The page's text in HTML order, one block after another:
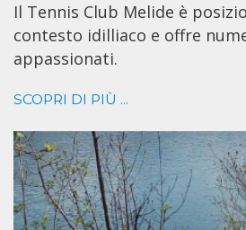
Il Tennis Club Melide è
contesto idilliaco e offre
appassionati.
SCOPRI DI PIÙ ...